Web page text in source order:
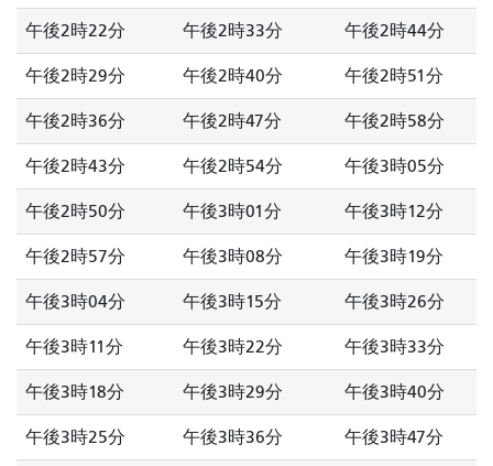
午後2時22分 午後2時33分 午後2時44分
午後2時29分 午後2時40分 午後2時51分
午後2時36分 午後2時47分 午後2時58分
午後2時43分 午後2時54分 午後3時05分
午後2時50分 午後3時01分 午後3時12分
午後2時57分 午後3時08分 午後3時19分
午後3時04分 午後3時15分 午後3時26分
午後3時11分 午後3時22分 午後3時33分
午後3時18分 午後3時29分 午後3時40分
午後3時25分 午後3時36分 午後3時47分